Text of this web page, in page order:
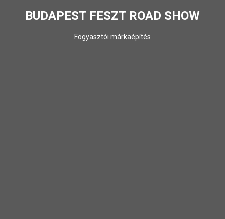
BUDAPEST FESZT ROAD SHOW
Fogyasztói márkaépítés